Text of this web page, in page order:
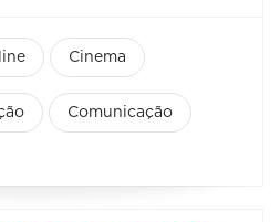
Cinema
Comunicação